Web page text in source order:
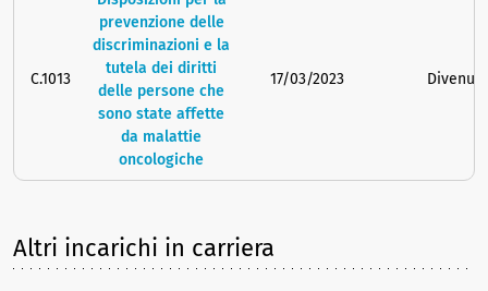
C.1013
prevenzione delle
discriminazioni e la
tutela dei diritti
delle persone che
sono state affette
da malattie
oncologiche
17/03/2023
Altri incarichi in carriera